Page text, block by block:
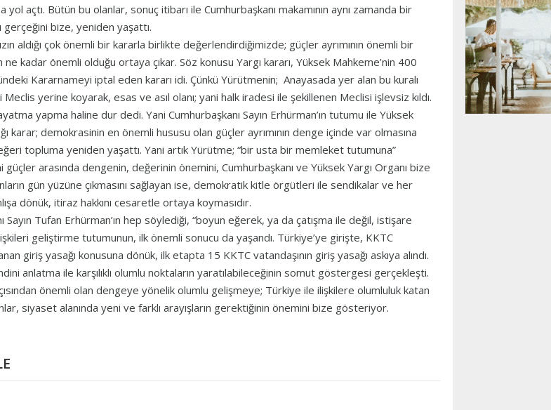
yol açtı. Bütün bu olanlar, sonuç itibarı ile Cumhurbaşkanı makamının aynı zamanda bir
bize, yeniden yaşattı.
aldığı çok önemli bir kararla birlikte değerlendirdiğimizde; güçler ayrımının önemli bir
kadar önemli olduğu ortaya çıkar. Söz konusu Yargı kararı, Yüksek Mahkeme’nin 400
Kararnameyi iptal eden kararı idi. Çünkü Yürütmenin; Anayasada yer alan bu kuralı
yerine koyarak, esas ve asıl olanı; yani halk iradesi ile şekillenen Meclisi işlevsiz kıldı.
yapma haline dur dedi. Yani Cumhurbaşkanı Sayın Erhürman’ın tutumu ile Yüksek
karar; demokrasinin en önemli hususu olan güçler ayrımının denge içinde var olmasına
topluma yeniden yaşattı. Yani artık Yürütme; “bir usta bir memleket tutumuna”
arasında dengenin, değerinin önemini, Cumhurbaşkanı ve Yüksek Yargı Organı bize
gün yüzüne çıkmasını sağlayan ise, demokratik kitle örgütleri ile sendikalar ve her
dönük, itiraz hakkını cesaretle ortaya koymasıdır.
Sayın Tufan Erhürman’ın hep söylediği, “boyun eğerek, ya da çatışma ile değil, istişare
geliştirme tutumunun, ilk önemli sonucu da yaşandı. Türkiye’ye girişte, KKTC
giriş yasağı konusuna dönük, ilk etapta 15 KKTC vatandaşının giriş yasağı askıya alındı.
anlatma ile karşılıklı olumlu noktaların yaratılabileceğinin somut göstergesi gerçekleşti.
önemli olan dengeye yönelik olumlu gelişmeye; Türkiye ile ilişkilere olumluluk katan
siyaset alanında yeni ve farklı arayışların gerektiğinin önemini bize gösteriyor.